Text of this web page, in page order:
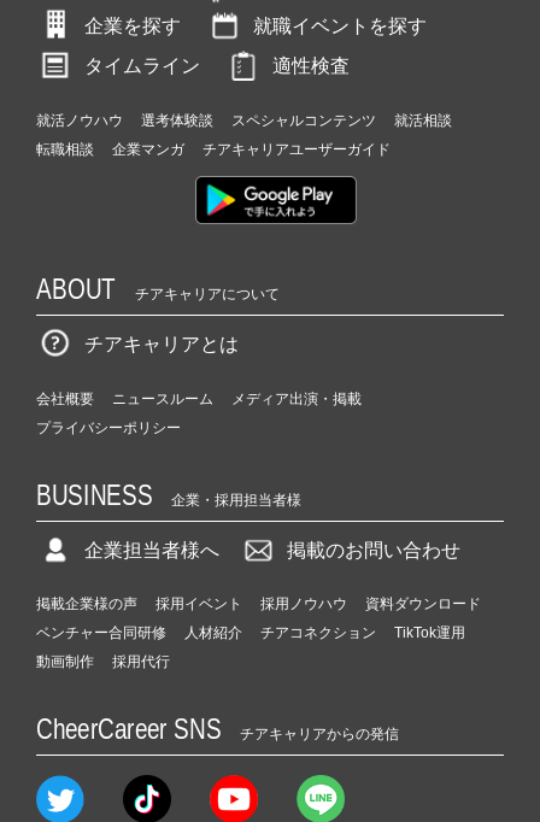
企業を探す
就職イベントを探す
タイムライン
適性検査
就活ノウハウ 選考体験談 スペシャルコンテンツ
就活相談
転職相談
企業マンガ チアキャリアユーザーガイド
ABOUT チアキャリアについて
チアキャリアとは
会社概要 ニュースルーム
メディア出演・掲載
プライバシーポリシー
BUSINESS 企業・採用担当者様
企業担当者様へ 掲載のお問い合わせ
掲載企業様の声 採用イベント 採用ノウハウ
資料ダウンロード
ベンチャー合同研修
人材紹介 チアコネクション
TikTok運用
動画制作
採用代行
CheerCareer SNS チアキャリアからの発信